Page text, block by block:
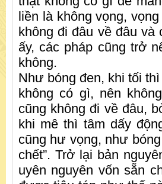
liền là không vọng,
không đi đâu về đâu
ấy, các pháp cũng trở
không.
Như bóng đen, khi tối
không có gì, nên
cũng không đi về đâu,
khi mê thì tâm dấy
cũng hư vọng, như
chết”. Trở lại bản
uyên nguyên vốn sẵn